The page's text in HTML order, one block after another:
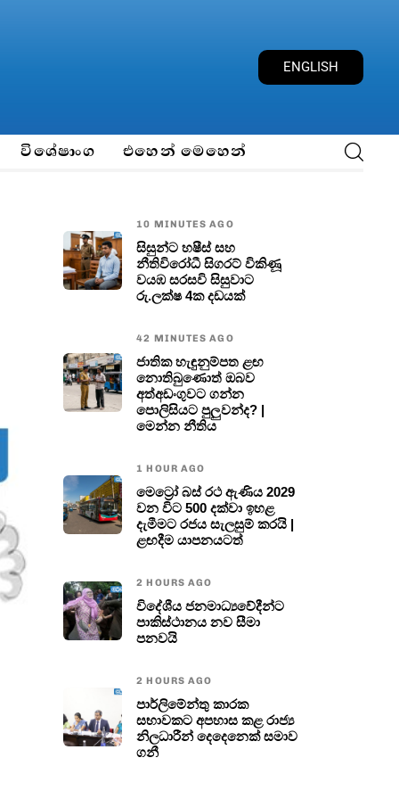
ENGLISH
විශේෂාංග එහෙන් මෙහෙන්
10 MINUTES AGO
සිසුන්ට හෂීස් සහ
නීතිවිරෝධී සිගරට් විකිණූ
වයඹ සරසවි සිසුවාට
රු.ලක්ෂ 4ක දඩයක්
42 MINUTES AGO
ජාතික හැඳුනුම්පත ළඟ
නොතිබුණොත් ඔබව
අත්අඩංගුවට ගන්න
පොලිසියට පුලුවන්ද? |
මෙන්න නීතිය
1 HOUR AGO
මෙට්‍රෝ බස් රථ ඇණිය 2029
වන විට 500 දක්වා ඉහළ
දැමීමට රජය සැලසුම් කරයි |
ළඟදීම යාපනයටත්
2 HOURS AGO
විදේශීය ජනමාධ්‍යවේදීන්ට
පාකිස්ථානය නව සීමා
පනවයි
2 HOURS AGO
පාර්ලිමේන්තු කාරක
සභාවකට අපහාස කළ රාජ්‍ය
නිලධාරීන් දෙදෙනෙක් සමාව
ගනී